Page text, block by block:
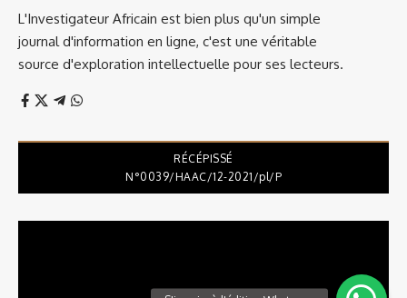
L'Investigateur Africain est bien plus qu'un simple
journal d'information en ligne, c'est une véritable
source d'exploration intellectuelle pour ses lecteurs.
RÉCÉPISSÉ
N°0039/HAAC/12-2021/pl/P